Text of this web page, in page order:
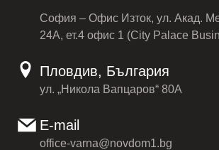
София – Офис Изток, ул. Акад.
24А, ет.4 офис 1 (City Palace
Пловдив, България
ул. „Никола Вапцаров“ 80А
E-mail
office-varna@novdom1.bg